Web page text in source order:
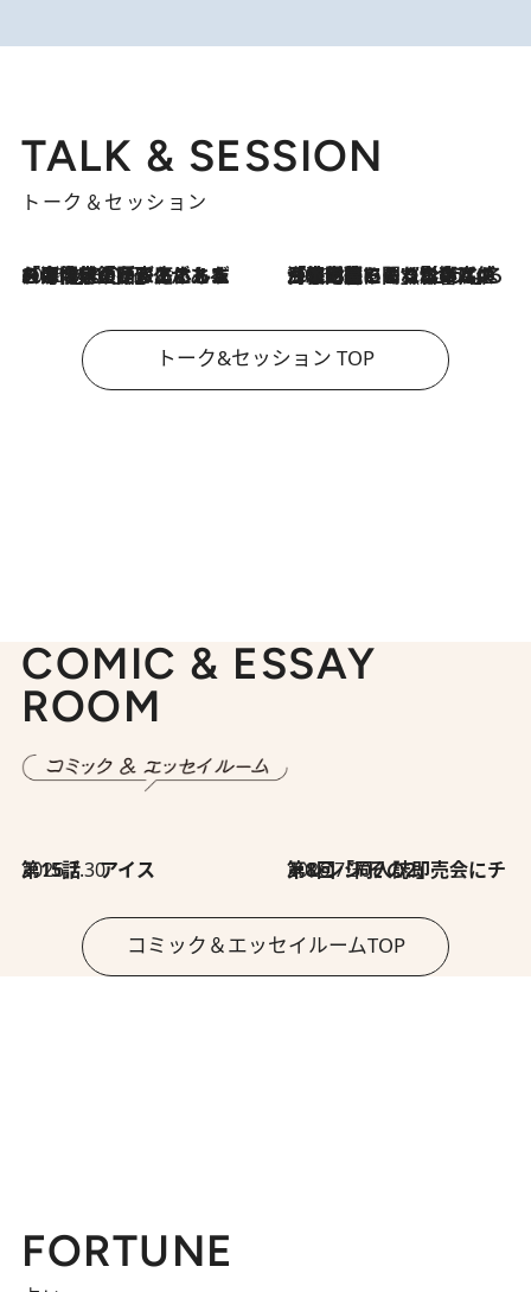
TALK & SESSION
トーク＆セッション
2026.8.3
「今後値上げがあるとすれば…」「リスクがあるのは今年の冬」エネルギー専門家が語る、ホルムズ海峡封鎖が家庭にもたらす“ある心配” 2026.8.3
「住宅建てられない…」「サーチャージ料の高値が続いている」ホルムズ海峡封鎖による影響はいつまで続く？《エネルギー専門家に聞く“どうなる日本の暮らし”》
トーク&セッション TOP
COMIC & ESSAY
ROOM
2026.7.30
第15話 アイス 2026.7.30
第8回「同人誌即売会にチャレンジ その2」
コミック＆エッセイルームTOP
FORTUNE